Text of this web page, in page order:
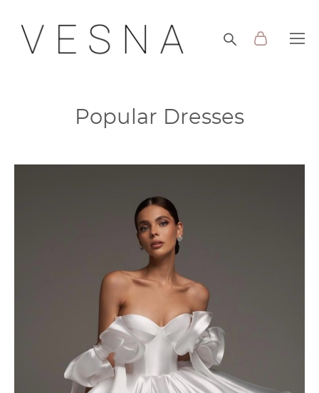
Popular Dresses